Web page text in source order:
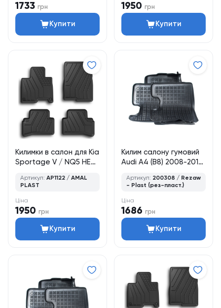
1733 грн
Купити
1950 грн
Купити
Килимки в салон для Kia
Sportage V / NQ5 HEV
кросовер, 4 шт., Amal
Артикул: AP1122 / AMAL
PLAST
Ціна
1950 грн
Купити
Килим салону гумовий
Audi A4 (B8) 2008-2015
4шт
Артикул: 200308 / Rezaw
- Plast (рез-пласт.)
Ціна
1686 грн
Купити